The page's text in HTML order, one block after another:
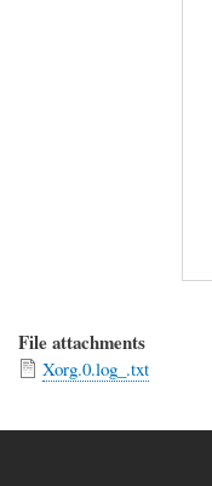
File attachments
Xorg.0.log_.txt